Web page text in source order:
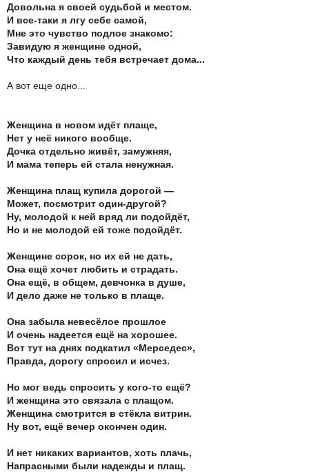
Довольна я своей судьбой и местом.
И все-таки я лгу себе самой,
Мне это чувство подлое знакомо:
Завидую я женщине одной,
Что каждый день тебя встречает дома...
А вот еще одно...
Женщина в новом идёт плаще,
Нет у неё никого вообще.
Дочка отдельно живёт, замужняя,
И мама теперь ей стала ненужная.
Женщина плащ купила дорогой —
Может, посмотрит один-другой?
Ну, молодой к ней вряд ли подойдёт,
Но и не молодой ей тоже подойдёт.
Женщине сорок, но их ей не дать,
Она ещё хочет любить и страдать.
Она ещё, в общем, девчонка в душе,
И дело даже не только в плаще.
Она забыла невесёлое прошлое
И очень надеется ещё на хорошее.
Вот тут на днях подкатил «Мерседес»,
Правда, дорогу спросил и исчез.
Но мог ведь спросить у кого-то ещё?
И женщина это связала с плащом.
Женщина смотрится в стёкла витрин.
Ну вот, ещё вечер окончен один.
И нет никаких вариантов, хоть плачь,
Напрасными были надежды и плащ.